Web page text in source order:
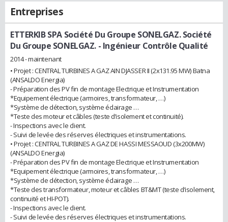
Entreprises
ETTERKIB SPA Société Du Groupe SONELGAZ. Société
Du Groupe SONELGAZ. - Ingénieur Contrôle Qualité
2014 - maintenant
• Projet : CENTRAL TURBINES A GAZ AIN DJASSER II (2x131.95 MW) Batna
(ANSALDO Energia)
- Préparation des PV fin de montage Electrique et Instrumentation
*Equipement électrique (armoires, transformateur, …)
*Système de détection, système éclairage …
*Teste des moteur et câbles (teste d’isolement et continuité).
- Inspections avec le client.
- Suivi de levée des réserves électriques et instrumentations.
• Projet : CENTRAL TURBINES A GAZ DE HASSI MESSAOUD (3x200MW)
(ANSALDO Energia)
- Préparation des PV fin de montage Electrique et Instrumentation
*Equipement électrique (armoires, transformateur, …)
*Système de détection, système éclairage …
*Teste des transformateur, moteur et câbles BT&MT (teste d’isolement,
continuité et HI-POT).
- Inspections avec le client.
- Suivi de levée des réserves électriques et instrumentations.